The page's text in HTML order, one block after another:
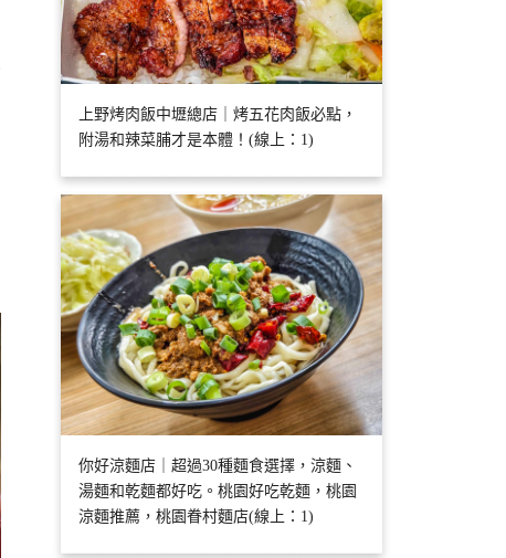
上野烤肉飯中壢總店｜烤五花肉飯必點，
附湯和辣菜脯才是本體！(線上：1)
你好涼麵店｜超過30種麵食選擇，涼麵、
湯麵和乾麵都好吃。桃園好吃乾麵，桃園
涼麵推薦，桃園眷村麵店(線上：1)